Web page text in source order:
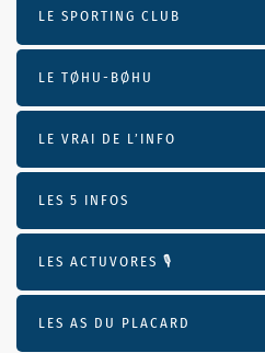
LE SPORTING CLUB
LE TØHU-BØHU
LE VRAI DE L’INFO
LES 5 INFOS
LES ACTUVORES 🎙
LES AS DU PLACARD